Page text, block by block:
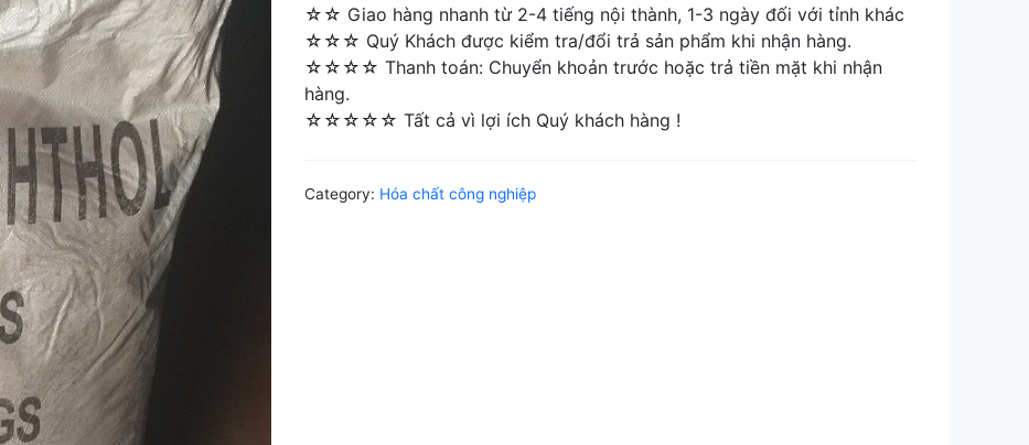
☆☆ Giao hàng nhanh từ 2-4 tiếng nội thành, 1-3 ngày đối với tỉnh khác
☆☆☆ Quý Khách được kiểm tra/đổi trả sản phẩm khi nhận hàng.
☆☆☆☆ Thanh toán: Chuyển khoản trước hoặc trả tiền mặt khi nhận
hàng.
☆☆☆☆☆ Tất cả vì lợi ích Quý khách hàng !
Category: Hóa chất công nghiệp